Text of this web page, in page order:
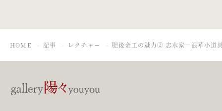
HOME 記事 レクチャー 肥後金工の魅力② 志水家―浪華小道